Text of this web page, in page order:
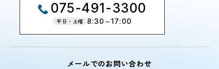
075-491-3300
平日・土曜 8:30～17:00
メールでのお問い合わせ